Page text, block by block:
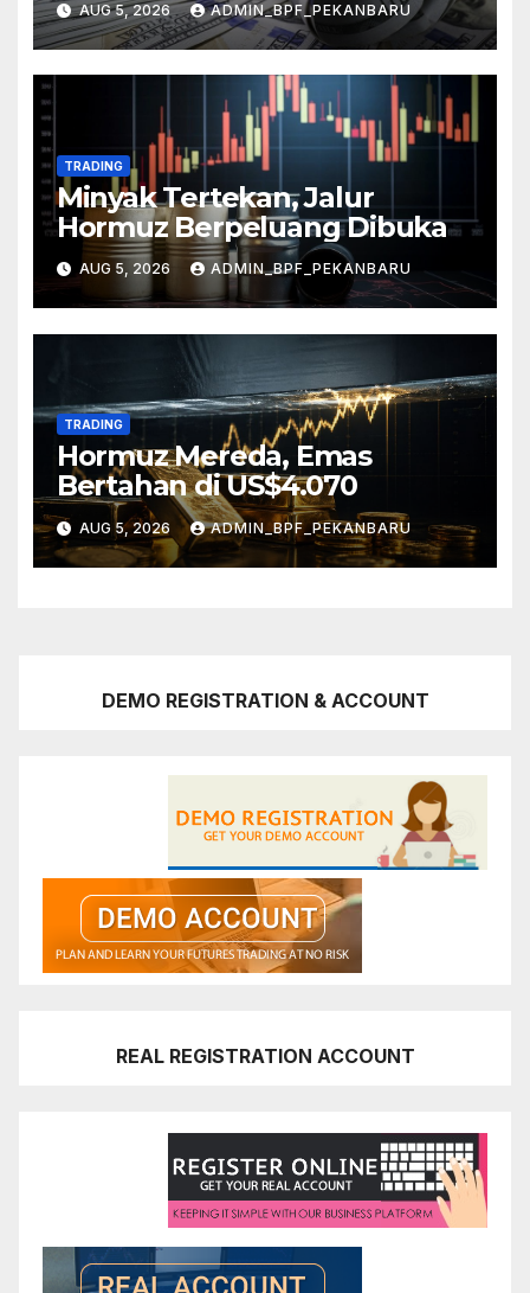
AUG 5, 2026 ADMIN_BPF_PEKANBARU
TRADING
Minyak Tertekan, Jalur
Hormuz Berpeluang Dibuka
AUG 5, 2026 ADMIN_BPF_PEKANBARU
TRADING
Hormuz Mereda, Emas
Bertahan di US$4.070
AUG 5, 2026 ADMIN_BPF_PEKANBARU
DEMO REGISTRATION & ACCOUNT
REAL REGISTRATION ACCOUNT